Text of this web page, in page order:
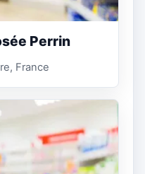
Perrin
France